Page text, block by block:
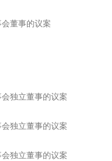
董事的议案
独立董事的议案
独立董事的议案
独立董事的议案